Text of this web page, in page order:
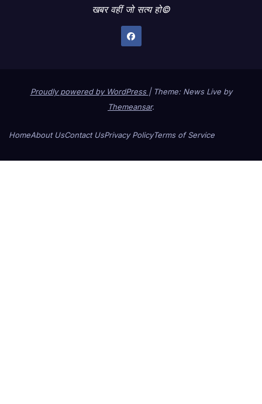
खबर वहीं जो सत्य हो©
Proudly powered by WordPress | Theme: News Live by
Themeansar.
HomeAbout UsContact UsPrivacy PolicyTerms of Service